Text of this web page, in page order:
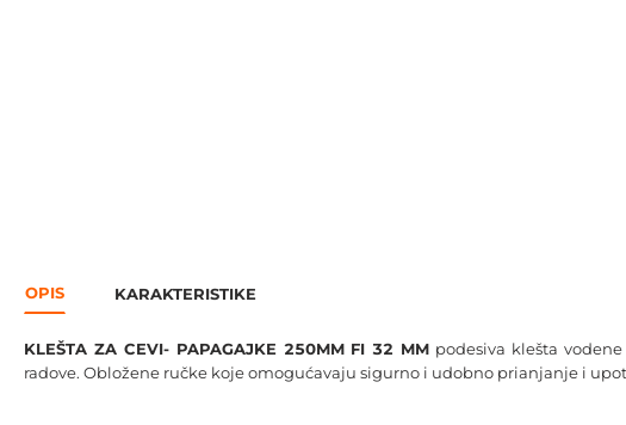
OPIS KARAKTERISTIKE
KLEŠTA ZA CEVI- PAPAGAJKE 250MM FI 32 MM podesiva klešta
radove. Obložene ručke koje omogućavaju sigurno i udobno prianjanje i